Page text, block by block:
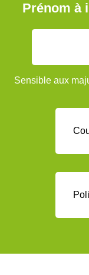
Prénom à
Sensible aux